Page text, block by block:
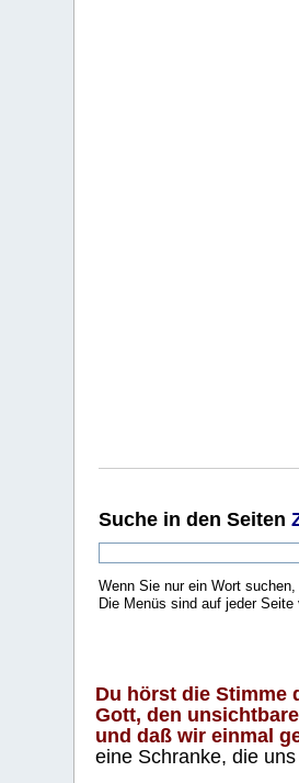
Suche in den Seiten
Wenn Sie nur ein Wort
Die Menüs sind auf jeder Seite
Du hörst die Stimme
Gott, den
und daß wir einmal
eine Schranke, die